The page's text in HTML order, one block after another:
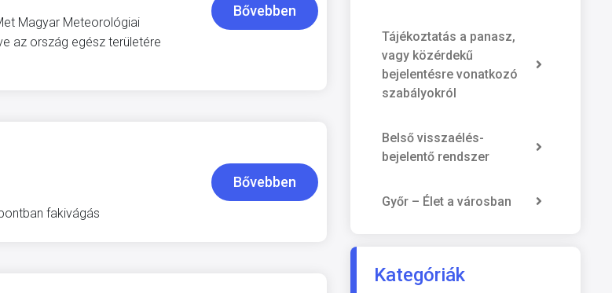
Magyar Meteorológiai
az ország egész területére
Bővebben
fakivágás
Bővebben
Tájékoztatás a panasz,
vagy közérdekű
bejelentésre vonatkozó
szabályokról
Belső visszaélés-
bejelentő rendszer
Győr – Élet a városban
Kategóriák